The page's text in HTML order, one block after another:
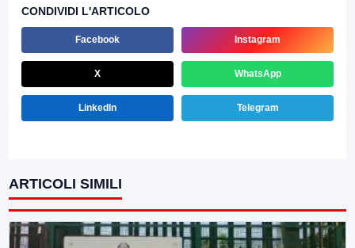
CONDIVIDI L'ARTICOLO
Facebook Instagram
X WhatsApp
LinkedIn Telegram
ARTICOLI SIMILI